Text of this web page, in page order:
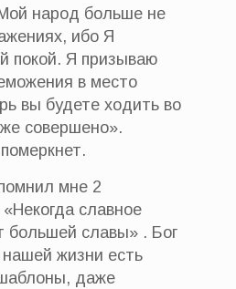
народ больше не
ибо Я
покой. Я призываю
в место
вы будете ходить во
совершено».
мне 2
славное
большей славы» . Бог
нашей жизни есть
даже